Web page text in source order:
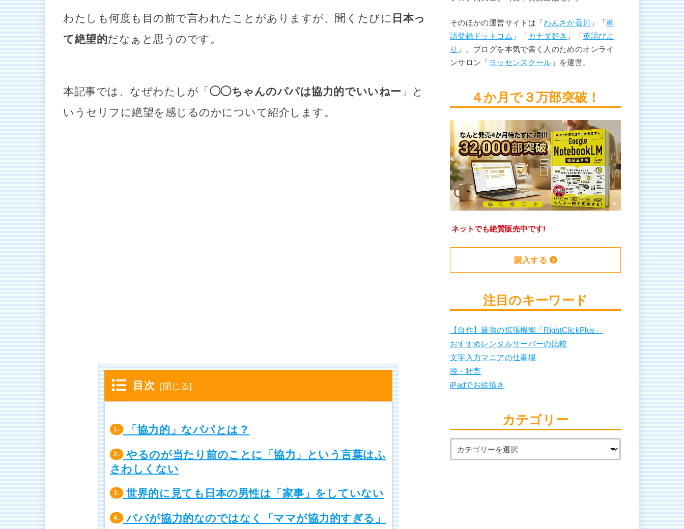
わたしも何度も目の前で言われたことがありますが、聞くたびに 日本っ
て絶望的だなぁと思うのです。
本記事では、なぜわたしが「 ◯◯ちゃんのパパは協力的でいいねー 」と
いうセリフに絶望を感じるのかについて紹介します。
目次 [閉じる]
1. 「協力的」なパパとは？
2. やるのが当たり前のことに「協力」という言葉はふ
さわしくない
3. 世界的に見ても日本の男性は「家事」をしていない
4. パパが協力的なのではなく「ママが協力的すぎる」
そのほかの運営サイトは「わんさか香川 」「単
語登録ドットコム 」「 カナダ好き 」「英語びよ
り 」。ブログを本気で書く人のためのオンライ
ンサロン「 ヨッセンスクール 」を運営。
４か月で３万部突破！
ネットでも絶賛販売中です!
購入する
注目のキーワード
【自作】最強の拡張機能「RightClickPlus」
おすすめレンタルサーバーの比較
文字入力マニアの仕事場
脱・社畜
iPadでお絵描き
カテゴリー